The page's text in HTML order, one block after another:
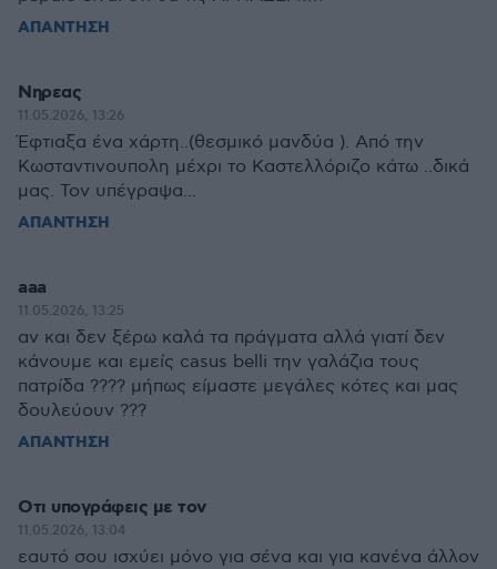
ΑΠΑΝΤΗΣΗ
Νηρεας
11.05.2026, 13:26
Έφτιαξα ένα χάρτη..(θεσμικό μανδύα ). Από την
Κωσταντινουπολη μέχρι το Καστελλόριζο κάτω ..δικά
μας. Τον υπέγραψα...
ΑΠΑΝΤΗΣΗ
aaa
11.05.2026, 13:25
αν και δεν ξέρω καλά τα πράγματα αλλά γιατί δεν
κάνουμε και εμείς casus belli την γαλάζια τους
πατρίδα ???? μήπως είμαστε μεγάλες κότες και μας
δουλεύουν ???
ΑΠΑΝΤΗΣΗ
Οτι υπογράφεις με τον
11.05.2026, 13:04
εαυτό σου ισχύει μόνο για σένα και για κανένα άλλον